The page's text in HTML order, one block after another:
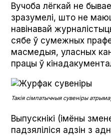
Вучоба лёгкай не
зразумелі, што не
навінавай
сябе ў сумежных
масмедыя, уласных
працы ў
Такія сімпатычныя сувеніры
Выпускнікі (імёны
падзяліліся адзін з